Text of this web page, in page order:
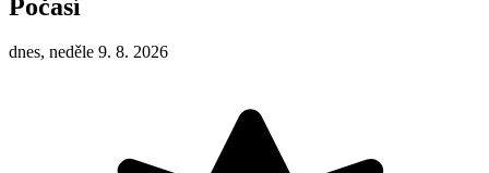
Počasí
dnes, neděle 9. 8. 2026